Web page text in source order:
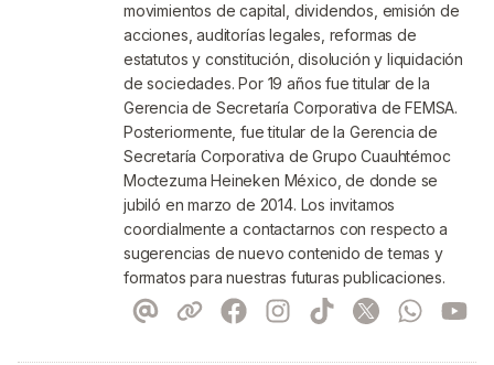
movimientos de capital, dividendos, emisión de
acciones, auditorías legales, reformas de
estatutos y constitución, disolución y liquidación
de sociedades. Por 19 años fue titular de la
Gerencia de Secretaría Corporativa de FEMSA.
Posteriormente, fue titular de la Gerencia de
Secretaría Corporativa de Grupo Cuauhtémoc
Moctezuma Heineken México, de donde se
jubiló en marzo de 2014. Los invitamos
coordialmente a contactarnos con respecto a
sugerencias de nuevo contenido de temas y
formatos para nuestras futuras publicaciones.